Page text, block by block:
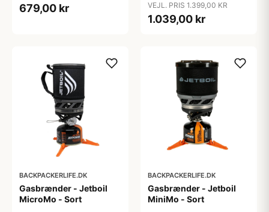
679,00 kr VEJL. PRIS 1.399,00 KR
1.039,00 kr
BACKPACKERLIFE.DK
Gasbrænder - Jetboil
MicroMo - Sort
BACKPACKERLIFE.DK
Gasbrænder - Jetboil
MiniMo - Sort